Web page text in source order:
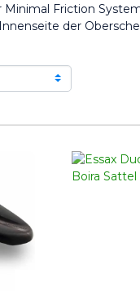
Friction
der